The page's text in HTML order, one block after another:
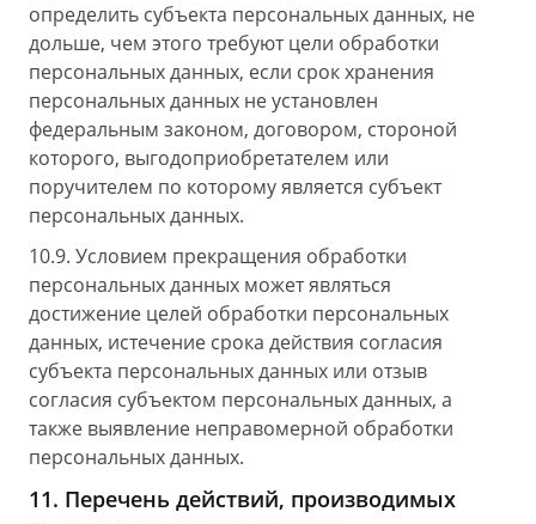
определить субъекта персональных данных, не
дольше, чем этого требуют цели обработки
персональных данных, если срок хранения
персональных данных не установлен
федеральным законом, договором, стороной
которого, выгодоприобретателем или
поручителем по которому является субъект
персональных данных.
10.9. Условием прекращения обработки
персональных данных может являться
достижение целей обработки персональных
данных, истечение срока действия согласия
субъекта персональных данных или отзыв
согласия субъектом персональных данных, а
также выявление неправомерной обработки
персональных данных.
11. Перечень действий, производимых